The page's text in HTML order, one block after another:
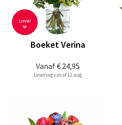
Vanaf€ 24,95
Boeket Verina
Levering vanaf 11 aug